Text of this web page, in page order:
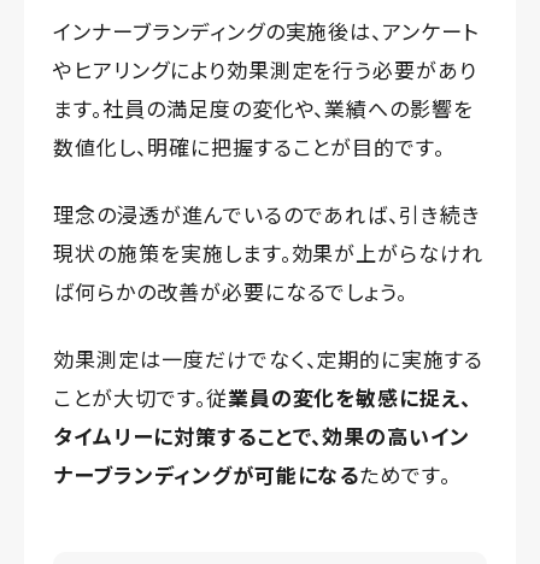
インナーブランディングの実施後は、アンケート
やヒアリングにより効果測定を行う必要があり
ます。社員の満足度の変化や、業績への影響を
数値化し、明確に把握することが目的です。
理念の浸透が進んでいるのであれば、引き続き
現状の施策を実施します。効果が上がらなけれ
ば何らかの改善が必要になるでしょう。
効果測定は一度だけでなく、定期的に実施する
ことが大切です。従業員の変化を敏感に捉え、
タイムリーに対策することで、効果の高いイン
ナーブランディングが可能になるためです。